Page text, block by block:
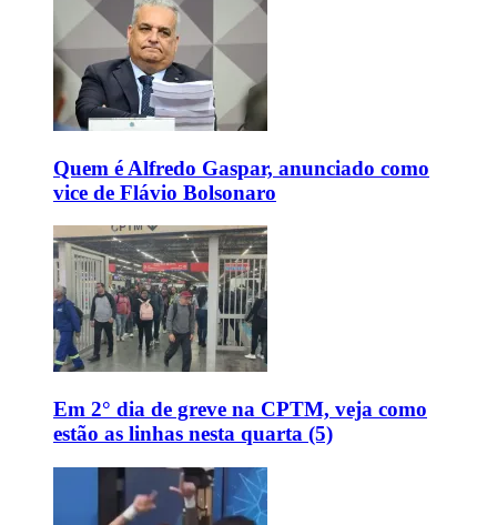
Quem é Alfredo Gaspar, anunciado como
vice de Flávio Bolsonaro
Em 2° dia de greve na CPTM, veja como
estão as linhas nesta quarta (5)